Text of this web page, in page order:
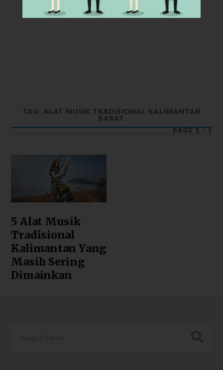
TAG: ALAT MUSIK TRADISIONAL KALIMANTAN
BARAT
PAGE 1 / 1
5 Alat Musik
Tradisional
Kalimantan Yang
Masih Sering
Dimainkan